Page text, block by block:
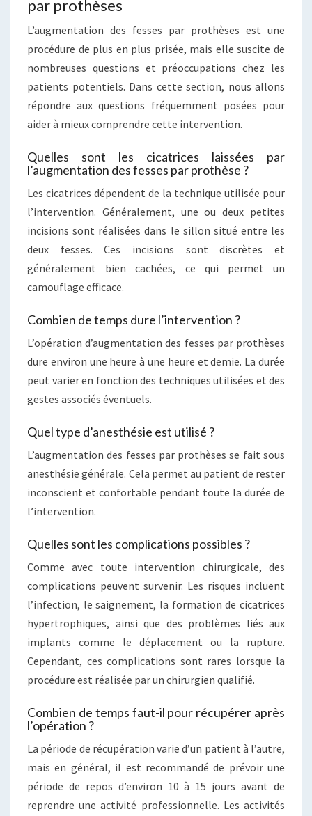
par prothèses
L’augmentation des fesses par prothèses est une
procédure de plus en plus prisée, mais elle suscite de
nombreuses questions et préoccupations chez les
patients potentiels. Dans cette section, nous allons
répondre aux questions fréquemment posées pour
aider à mieux comprendre cette intervention.
Quelles sont les cicatrices laissées par
l’augmentation des fesses par prothèse ?
Les cicatrices dépendent de la technique utilisée pour
l’intervention. Généralement, une ou deux petites
incisions sont réalisées dans le sillon situé entre les
deux fesses. Ces incisions sont discrètes et
généralement bien cachées, ce qui permet un
camouflage efficace.
Combien de temps dure l’intervention ?
L’opération d’augmentation des fesses par prothèses
dure environ une heure à une heure et demie. La durée
peut varier en fonction des techniques utilisées et des
gestes associés éventuels.
Quel type d’anesthésie est utilisé ?
L’augmentation des fesses par prothèses se fait sous
anesthésie générale. Cela permet au patient de rester
inconscient et confortable pendant toute la durée de
l’intervention.
Quelles sont les complications possibles ?
Comme avec toute intervention chirurgicale, des
complications peuvent survenir. Les risques incluent
l’infection, le saignement, la formation de cicatrices
hypertrophiques, ainsi que des problèmes liés aux
implants comme le déplacement ou la rupture.
Cependant, ces complications sont rares lorsque la
procédure est réalisée par un chirurgien qualifié.
Combien de temps faut-il pour récupérer après
l’opération ?
La période de récupération varie d’un patient à l’autre,
mais en général, il est recommandé de prévoir une
période de repos d’environ 10 à 15 jours avant de
reprendre une activité professionnelle. Les activités